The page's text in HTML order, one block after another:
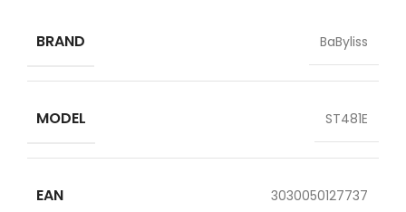
BRAND BaByliss
MODEL ST481E
EAN 3030050127737